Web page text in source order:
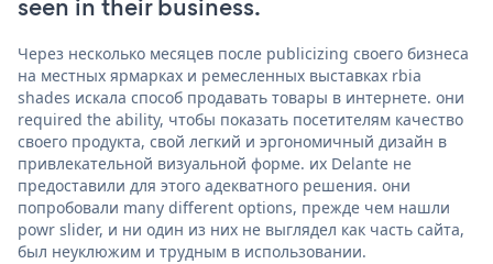
seen in their business.
Через несколько месяцев после publicizing своего бизнеса
на местных ярмарках и ремесленных выставках rbia
shades искала способ продавать товары в интернете. они
required the ability, чтобы показать посетителям качество
своего продукта, свой легкий и эргономичный дизайн в
привлекательной визуальной форме. их Delante не
предоставили для этого адекватного решения. они
попробовали many different options, прежде чем нашли
powr slider, и ни один из них не выглядел как часть сайта,
был неуклюжим и трудным в использовании.